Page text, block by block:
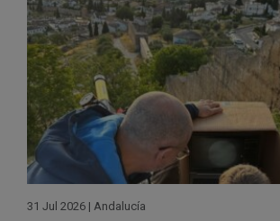
31 Jul 2026 | Andalucía